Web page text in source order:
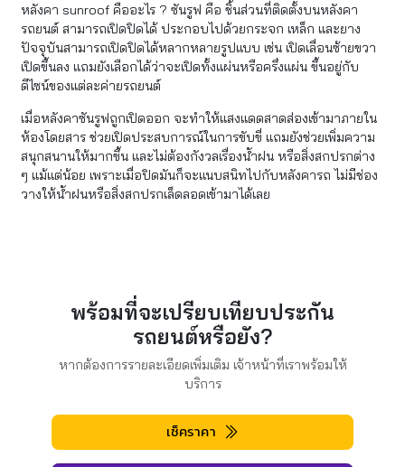
หลังคา sunroof คืออะไร ? ซันรูฟ คือ ชิ้นส่วนที่ติดตั้งบนหลังคา
รถยนต์ สามารถเปิดปิดได้ ประกอบไปด้วยกระจก เหล็ก และยาง
ปัจจุบันสามารถเปิดปิดได้หลากหลายรูปแบบ เช่น เปิดเลื่อนซ้ายขวา
เปิดขึ้นลง แถมยังเลือกได้ว่าจะเปิดทั้งแผ่นหรือครึ่งแผ่น ขึ้นอยู่กับ
ดีไซน์ของแต่ละค่ายรถยนต์
เมื่อหลังคาซันรูฟถูกเปิดออก จะทำให้แสงแดดสาดส่องเข้ามาภายใน
ห้องโดยสาร ช่วยเปิดประสบการณ์ในการขับขี่ แถมยังช่วยเพิ่มความ
สนุกสนานให้มากขึ้น และไม่ต้องกังวลเรื่องน้ำฝน หรือสิ่งสกปรกต่าง
ๆ แม้แต่น้อย เพราะเมื่อปิดมันก็จะแนบสนิทไปกับหลังคารถ ไม่มีช่อง
วางให้น้ำฝนหรือสิ่งสกปรกเล็ดลอดเข้ามาได้เลย
พร้อมที่จะเปรียบเทียบประกัน
รถยนต์หรือยัง?
หากต้องการรายละเอียดเพิ่มเติม เจ้าหน้าที่เราพร้อมให้
บริการ
เช็คราคา